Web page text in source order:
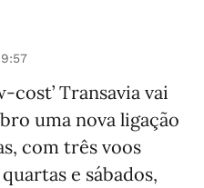
cost’ Transavia vai
uma nova ligação
com três voos
e sábados,